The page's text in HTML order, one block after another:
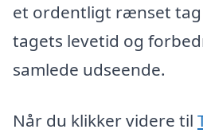
et ordentligt rænset
tagets levetid og
samlede udseende.
Når du klikker videre til